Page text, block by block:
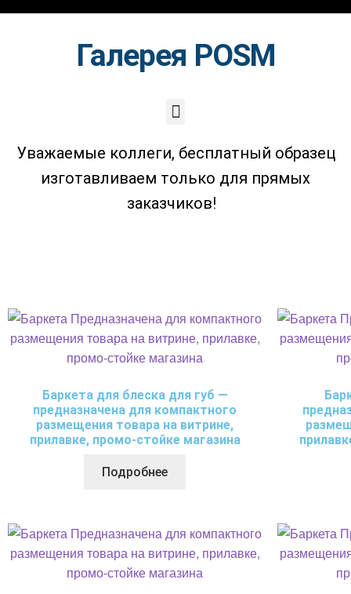
Галерея POSM
Уважаемые коллеги, бесплатный образец
изготавливаем только для прямых
заказчиков!
Баркета для блеска для губ —
предназначена для компактного
размещения товара на витрине,
прилавке, промо-стойке магазина
Подробнее